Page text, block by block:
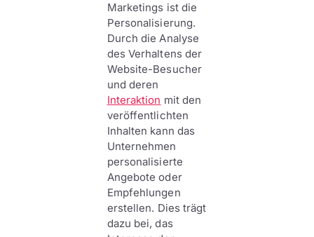
Marketings ist die
Personalisierung.
Durch die Analyse
des Verhaltens der
Website-Besucher
und deren
Interaktion mit den
veröffentlichten
Inhalten kann das
Unternehmen
personalisierte
Angebote oder
Empfehlungen
erstellen. Dies trägt
dazu bei, das